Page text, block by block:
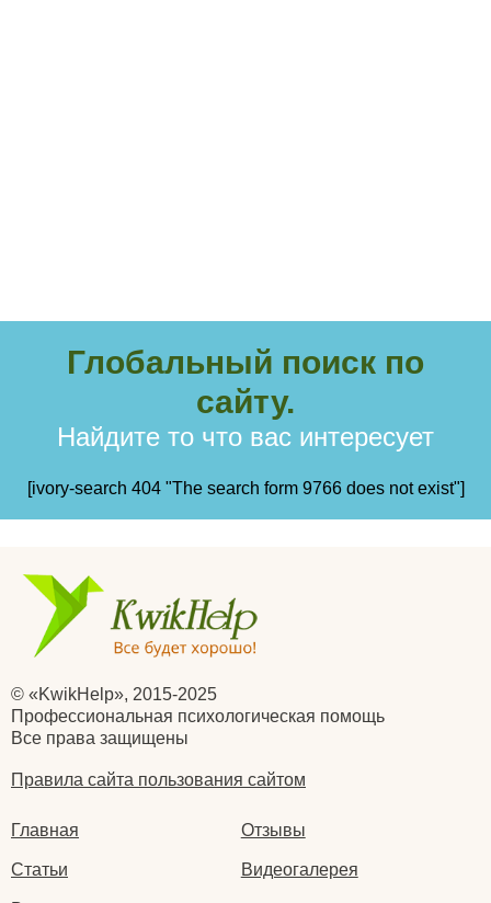
Глобальный поиск по
сайту.
Найдите то что вас интересует
[ivory-search 404 "The search form 9766 does not exist"]
© «KwikHelp», 2015-2025
Профессиональная психологическая помощь
Все права защищены
Правила сайта пользования сайтом
Главная Отзывы
Статьи Видеогалерея